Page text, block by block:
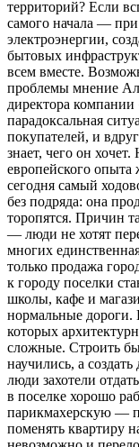
территорий? Если
самого начала —
электроэнергии,
бытовых
всем вместе.
проблемы мнение
директора
парадоксальная
покупателей, и
знает, чего он
европейского опыта
сегодня самый
без подряда: она
торопятся. Причин
— люди не хотят
многих
только продажа
к городу поселки
школы, кафе и
нормальные дороги.
которых
сложные. Строить
научились, а
люди захотели
в поселке хорошо
парикмахерскую —
поменять квартиру